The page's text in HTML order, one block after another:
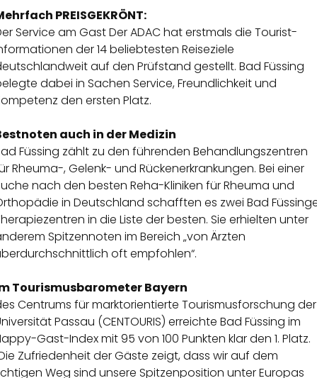
PREISGEKRÖNT:
Service am Gast Der ADAC hat erstmals die Tourist-
der 14 beliebtesten Reiseziele
auf den Prüfstand gestellt. Bad Füssing
dabei in Sachen Service, Freundlichkeit und
den ersten Platz.
auch in der Medizin
Füssing zählt zu den führenden Behandlungszentren
Rheuma-, Gelenk- und Rückenerkrankungen. Bei einer
nach den besten Reha-Kliniken für Rheuma und
in Deutschland schafften es zwei Bad
in die Liste der besten. Sie erhielten unter
Spitzennoten im Bereich „von Ärzten
oft empfohlen“.
Tourismusbarometer Bayern
Centrums für marktorientierte Tourismusforschung der
Passau (CENTOURIS) erreichte Bad Füssing im
Gast-Index mit 95 von 100 Punkten klar den 1. Platz.
Zufriedenheit der Gäste zeigt, dass wir auf dem
Weg sind unsere Spitzenposition unter Europas